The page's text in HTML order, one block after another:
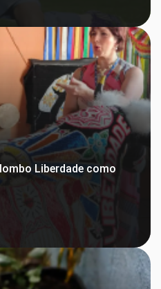
Liberdade como